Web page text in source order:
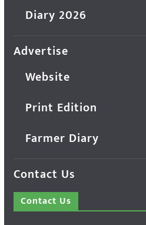
Diary 2026
Advertise
Website
Print Edition
Farmer Diary
Contact Us
Contact Us